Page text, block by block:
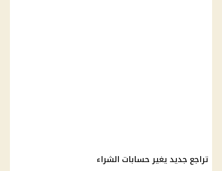
تراجع جديد يغير حسابات الشراء